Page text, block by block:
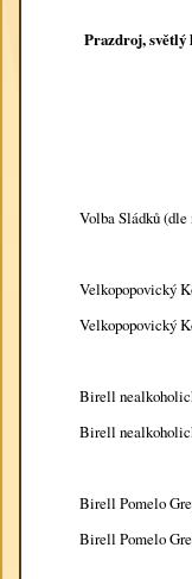
Prazdroj, světlý
Volba Sládků
Velkopopovický
Velkopopovický
Birell
Birell
Birell Pomelo
Birell Pomelo